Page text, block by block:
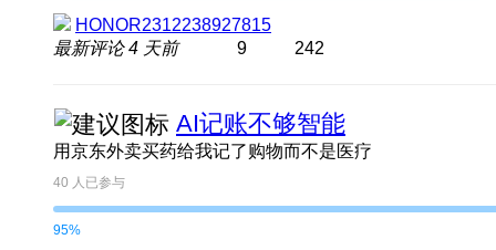
HONOR2312238927815
最新评论4 天前 9 242
AI记账不够智能
用京东外卖买药给我记了购物而不是医疗
40 人已参与
95%